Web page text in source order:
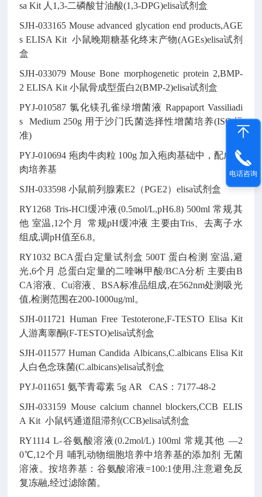
sa Kit 人1,3-二磷酸甘油酸(1,3-DPG)elisa试剂盒
SJH-033165 Mouse advanced glycation end products,AGE
s ELISA Kit 小鼠晚期糖基化终末产物(AGEs)elisa试剂
盒
SJH-033079 Mouse Bone morphogenetic protein 2,BMP-
2 ELISA Kit 小鼠骨成型蛋白2(BMP-2)elisa试剂盒
PYJ-010587 氯化镁孔雀绿增菌液 Rappaport Vassiliadi
s Medium 250g 用于沙门氏菌选择性增菌培养(ISO标
准)
PYJ-010694 疱肉牛肉粒 100g 加入疱肉基础中，配成疱
肉培养基
SJH-033598 小鼠前列腺素E2（PGE2）elisa试剂盒
RY1268 Tris-HCl缓冲液(0.5mol/L,pH6.8) 500ml 常规其
他 室温,12个月 常规pH缓冲液 主要由Tris、去离子水
组成,调pH值至6.8。
RY1032 BCA蛋白定量试剂盒 500T 蛋白检测 室温,避
光,6个月 总蛋白定量的二喹啉甲酸/BCA分析 主要由B
CA溶液、Cu溶液、BSA标准品组成,在562nm处测吸光
值,检测范围在200-1000ug/ml。
SJH-011721
Human Free Testoterone,F-TESTO Elisa Kit
人游离睾酮(F-TESTO)elisa试剂盒
SJH-011577 Human Candida Albicans,C.albicans Elisa Kit
人白色念珠菌(C.albicans)elisa试剂盒
PYJ-011651 氨苄青霉素 5g AR CAS：7177-48-2
SJH-033159 Mouse calcium channel blockers,CCB ELIS
A Kit 小鼠钙通道阻滞剂(CCB)elisa试剂盒
RY1114 L-谷氨酸溶液(0.2mol/L) 100ml 常规其他 —2
0℃,12个月 哺乳动物细胞培养中培养基的添加剂 无菌
溶液。按培养基：谷氨酸溶液=100:1使用,注意避免反
复冻融,经过滤除菌。
电话咨询